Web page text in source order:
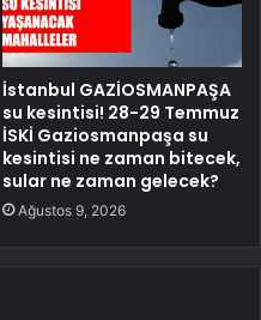
İstanbul GAZİOSMANPAŞA
su kesintisi! 28-29 Temmuz
İSKİ Gaziosmanpaşa su
kesintisi ne zaman bitecek,
sular ne zaman gelecek?
Ağustos 9, 2026